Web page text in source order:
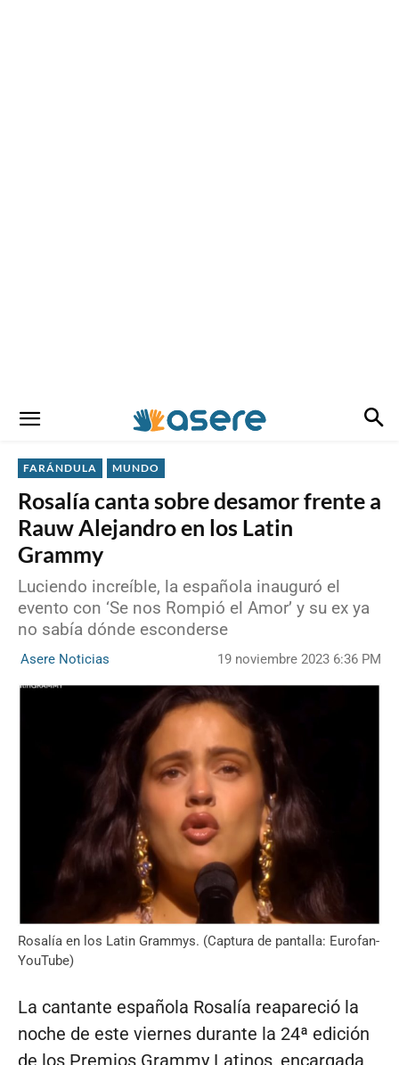
FARÁNDULA MUNDO
Rosalía canta sobre desamor frente a
Rauw Alejandro en los Latin
Grammy
Luciendo increíble, la española inauguró el
evento con ‘Se nos Rompió el Amor’ y su ex ya
no sabía dónde esconderse
Asere Noticias 19 noviembre 2023 6:36 PM
Rosalía en los Latin Grammys. (Captura de pantalla: Eurofan-
YouTube)
La cantante española Rosalía reapareció la
noche de este viernes durante la 24ª edición
de los Premios Grammy Latinos, encargada